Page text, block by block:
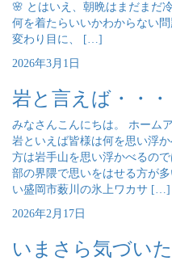
🌸 とはいえ、朝晩はまだまだ
何を着たらいいかわからない
変わり目に、 […]
2026年3月1日
岩と言えば・・・
みなさんこんにちは。 ホーム
岩といえば皆様は何を思い浮
方は岩手山を思い浮かべるの
部の界隈で思いをはせる方が
い盛岡市薮川の氷上ワカサ […]
2026年2月17日
いまさら気づい